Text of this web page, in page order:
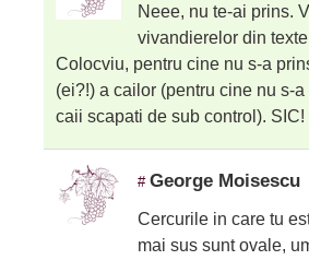
Neee, nu te-ai prins.
vivandierelor din
Colocviu, pentru cine nu s-a
(ei?!) a cailor (pentru cine nu s-
caii scapati de sub control). SIC!
# George Moisescu
Cercurile in care tu
mai sus sunt ovale,